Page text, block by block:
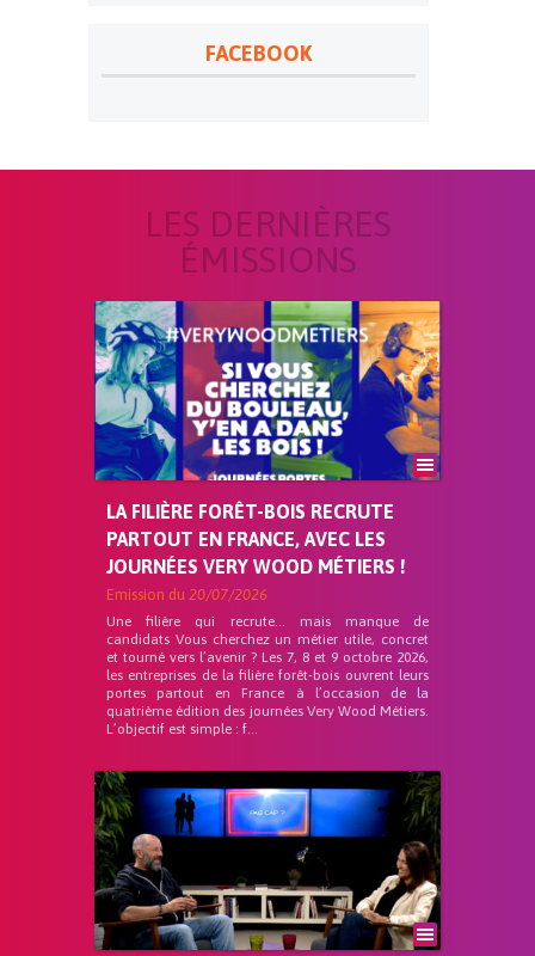
FACEBOOK
LES DERNIÈRES
ÉMISSIONS
LA FILIÈRE FORÊT-BOIS RECRUTE
PARTOUT EN FRANCE, AVEC LES
JOURNÉES VERY WOOD MÉTIERS !
Emission du 20/07/2026
Une filière qui recrute… mais manque de
candidats Vous cherchez un métier utile, concret
et tourné vers l’avenir ? Les 7, 8 et 9 octobre 2026,
les entreprises de la filière forêt-bois ouvrent leurs
portes partout en France à l’occasion de la
quatrième édition des journées Very Wood Métiers.
L’objectif est simple : f...